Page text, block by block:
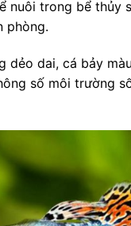
nuôi trong bể thủy
phòng.
dẻo dai, cá bảy
số môi trường